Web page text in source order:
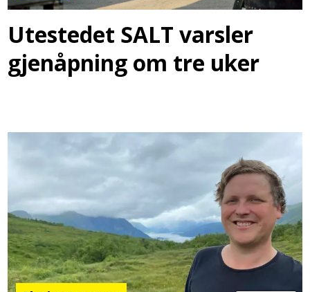
Utestedet SALT varsler
gjenåpning om tre uker